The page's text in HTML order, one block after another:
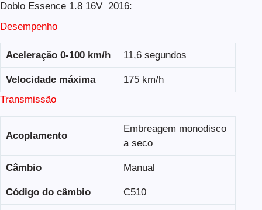
Doblo Essence 1.8 16V 2016:
Desempenho
Aceleração 0-100 km/h 11,6 segundos
Velocidade máxima
175 km/h
Transmissão
Acoplamento
Embreagem monodisco
a seco
Câmbio Manual
Código do câmbio C510